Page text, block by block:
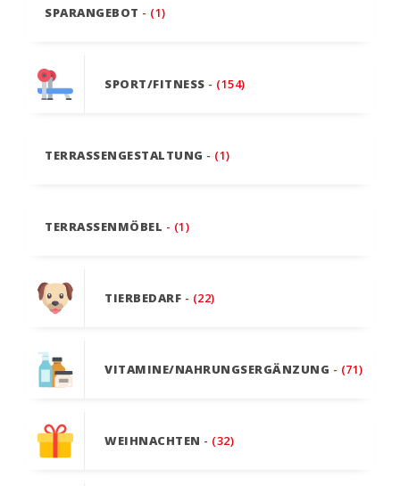
SPARANGEBOT - (1)
SPORT/FITNESS - (154)
TERRASSENGESTALTUNG - (1)
TERRASSENMÖBEL - (1)
TIERBEDARF - (22)
VITAMINE/NAHRUNGSERGÄNZUNG - (71)
WEIHNACHTEN - (32)